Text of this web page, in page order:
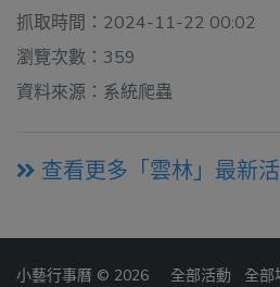
抓取時間：2024-11-22 00:02
瀏覽次數：359
資料來源：系統爬蟲
查看更多「雲林」最新
小藝行事曆 © 2026 全部活動 全部